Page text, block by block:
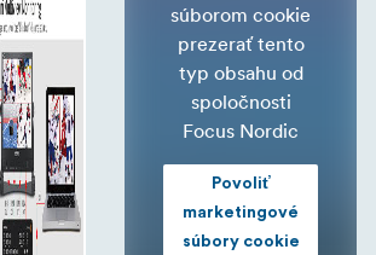
súborom cookie
prezerať tento
typ obsahu od
spoločnosti
Focus Nordic
Povoliť
marketingové
súbory cookie